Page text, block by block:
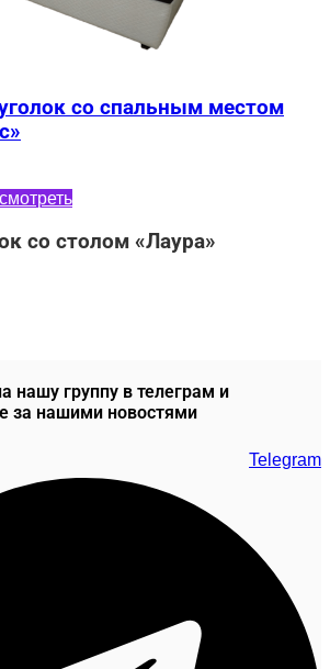
со спальным местом
со столом «Лаура»
нашу группу в телеграм и
за нашими новостями
Telegram